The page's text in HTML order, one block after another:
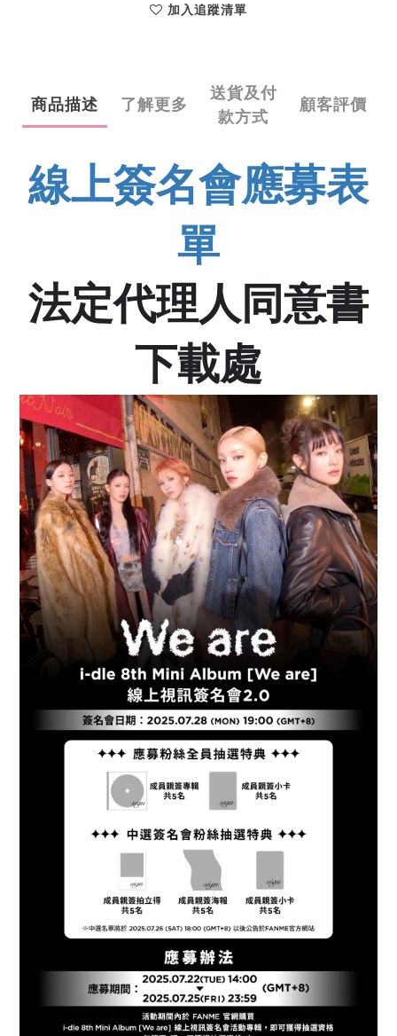
加入追蹤清單
商品描述 了解更多
送貨及付
款方式
顧客評價
線上簽名會應募表
單
法定代理人同意書
下載處